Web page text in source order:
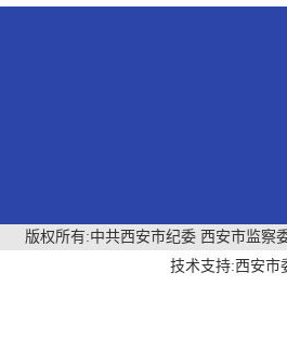
版权所有:中共西安市纪委 西安市监察
技术支持:西安市